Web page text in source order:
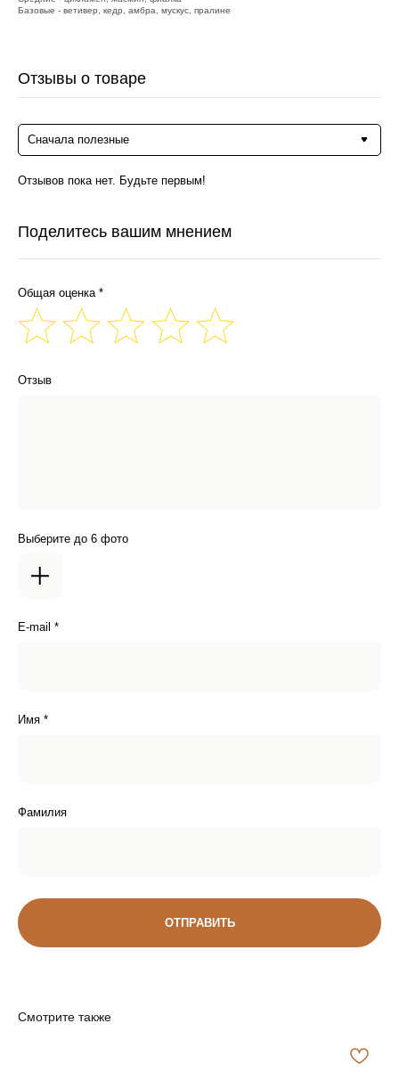
Базовые - ветивер, кедр, амбра, мускус, пралине
Отзывы о товаре
Сначала полезные
Отзывов пока нет. Будьте первым!
Поделитесь вашим мнением
Общая оценка *
Отзыв
Выберите до 6 фото
E-mail *
Имя *
Фамилия
ОТПРАВИТЬ
Смотрите также
ДОСТАВКА ПО РОССИИ